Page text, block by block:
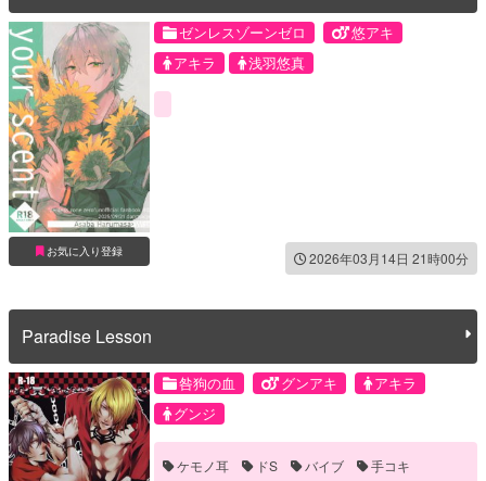
お気に入り登録
ゼンレスゾーンゼロ
悠アキ
アキラ
浅羽悠真
2026年03月14日 21時00分
Paradise Lesson
咎狗の血 グンアキ
アキラ
グンジ
ケモノ耳 ドS バイブ
手コキ